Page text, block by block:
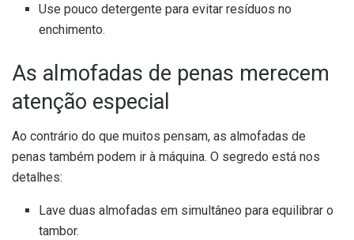
Use pouco detergente para evitar resíduos no
enchimento.
As almofadas de penas merecem
atenção especial
Ao contrário do que muitos pensam, as almofadas de
penas também podem ir à máquina. O segredo está nos
detalhes:
Lave duas almofadas em simultâneo para equilibrar o
tambor.